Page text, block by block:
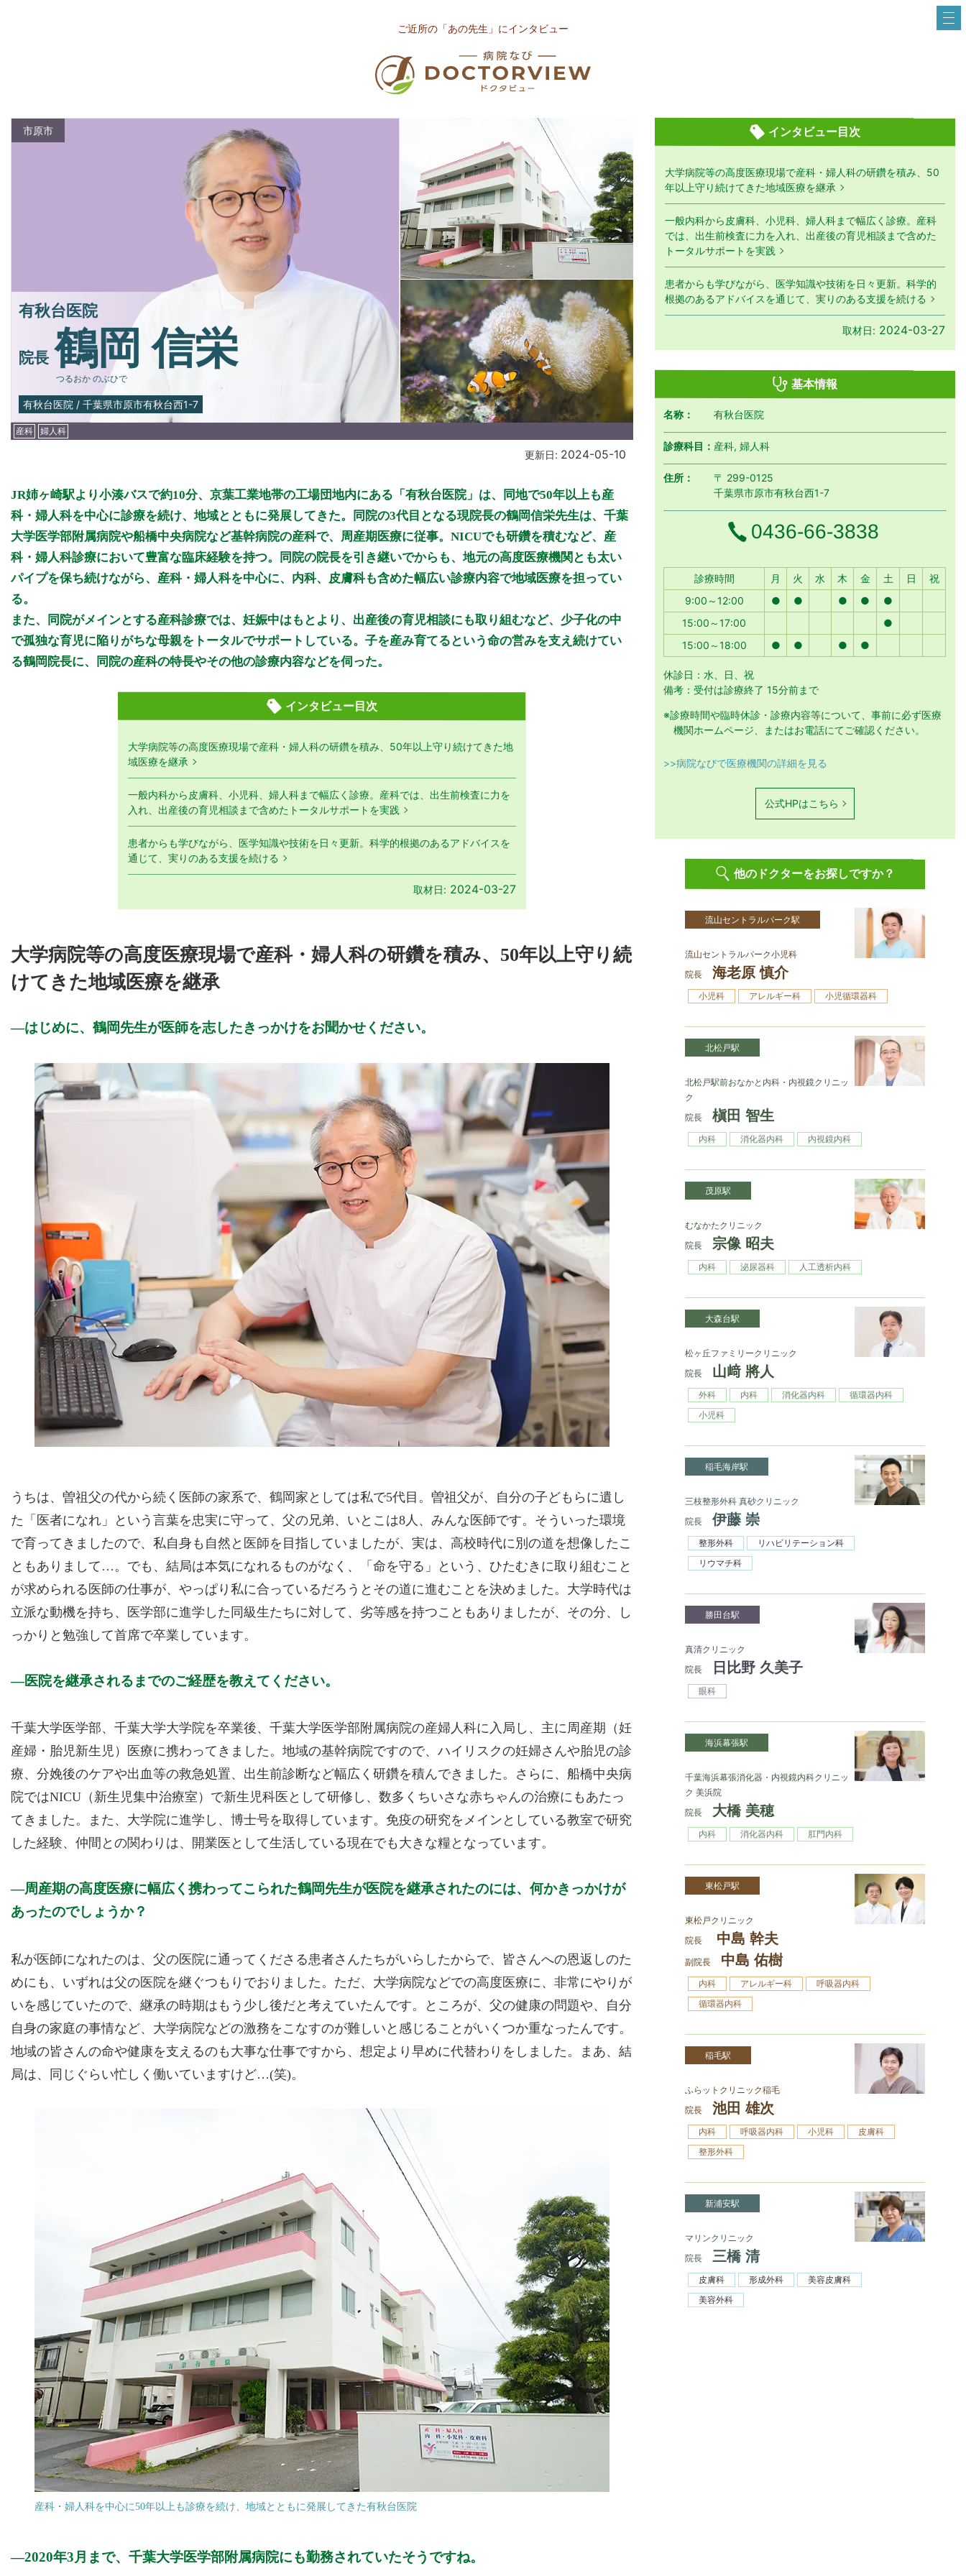
ご近所の「あの先生」にインタビュー
市原市
有秋台医院
院長 鶴岡 信栄
つるおか のぶひで
有秋台医院 / 千葉県市原市有秋台西1-7
産科 婦人科
更新日: 2024-05-10
JR姉ヶ崎駅より小湊バスで約10分、京葉工業地帯の工場団地内にある「有秋台医院」は、同地で50年以上も産
科・婦人科を中心に診療を続け、地域とともに発展してきた。同院の3代目となる現院長の鶴岡信栄先生は、千葉
大学医学部附属病院や船橋中央病院など基幹病院の産科で、周産期医療に従事。NICUでも研鑽を積むなど、産
科・婦人科診療において豊富な臨床経験を持つ。同院の院長を引き継いでからも、地元の高度医療機関とも太い
パイプを保ち続けながら、産科・婦人科を中心に、内科、皮膚科も含めた幅広い診療内容で地域医療を担ってい
る。
また、同院がメインとする産科診療では、妊娠中はもとより、出産後の育児相談にも取り組むなど、少子化の中
で孤独な育児に陥りがちな母親をトータルでサポートしている。子を産み育てるという命の営みを支え続けてい
る鶴岡院長に、同院の産科の特長やその他の診療内容などを伺った。
インタビュー目次
大学病院等の高度医療現場で産科・婦人科の研鑽を積み、50年以上守り続けてきた地
域医療を継承
一般内科から皮膚科、小児科、婦人科まで幅広く診療。産科では、出生前検査に力を
入れ、出産後の育児相談まで含めたトータルサポートを実践
患者からも学びながら、医学知識や技術を日々更新。科学的根拠のあるアドバイスを
通じて、実りのある支援を続ける
取材日: 2024-03-27
大学病院等の高度医療現場で産科・婦人科の研鑽を積み、50年以上守り続
けてきた地域医療を継承
はじめに、鶴岡先生が医師を志したきっかけをお聞かせください。
うちは、曽祖父の代から続く医師の家系で、鶴岡家としては私で5代目。曽祖父が、自分の子どもらに遺し
た「医者になれ」という言葉を忠実に守って、父の兄弟、いとこは8人、みんな医師です。そういった環境
で育ってきましたので、私自身も自然と医師を目指していましたが、実は、高校時代に別の道を想像したこ
ともありまして…。でも、結局は本気になれるものがなく、「命を守る」という、ひたむきに取り組むこと
が求められる医師の仕事が、やっぱり私に合っているだろうとその道に進むことを決めました。大学時代は
立派な動機を持ち、医学部に進学した同級生たちに対して、劣等感を持つこともありましたが、その分、し
っかりと勉強して首席で卒業しています。
医院を継承されるまでのご経歴を教えてください。
千葉大学医学部、千葉大学大学院を卒業後、千葉大学医学部附属病院の産婦人科に入局し、主に周産期（妊
産婦・胎児新生児）医療に携わってきました。地域の基幹病院ですので、ハイリスクの妊婦さんや胎児の診
療、分娩後のケアや出血等の救急処置、出生前診断など幅広く研鑽を積んできました。さらに、船橋中央病
院ではNICU（新生児集中治療室）で新生児科医として研修し、数多くちいさな赤ちゃんの治療にもあたっ
てきました。また、大学院に進学し、博士号を取得しています。免疫の研究をメインとしている教室で研究
した経験、仲間との関わりは、開業医として生活している現在でも大きな糧となっています。
周産期の高度医療に幅広く携わってこられた鶴岡先生が医院を継承されたのには、何かきっかけが
あったのでしょうか？
私が医師になれたのは、父の医院に通ってくださる患者さんたちがいらしたからで、皆さんへの恩返しのた
めにも、いずれは父の医院を継ぐつもりでおりました。ただ、大学病院などでの高度医療に、非常にやりが
いを感じていたので、継承の時期はもう少し後だと考えていたんです。ところが、父の健康の問題や、自分
自身の家庭の事情など、大学病院などの激務をこなすのが難しいと感じることがいくつか重なったんです。
地域の皆さんの命や健康を支えるのも大事な仕事ですから、想定より早めに代替わりをしました。まあ、結
局は、同じぐらい忙しく働いていますけど…(笑)。
産科・婦人科を中心に50年以上も診療を続け、地域とともに発展してきた有秋台医院
2020年3月まで、千葉大学医学部附属病院にも勤務されていたそうですね。
インタビュー目次
大学病院等の高度医療現場で産科・婦人科の研鑽を積み、50
年以上守り続けてきた地域医療を継承
一般内科から皮膚科、小児科、婦人科まで幅広く診療。産科
では、出生前検査に力を入れ、出産後の育児相談まで含めた
トータルサポートを実践
患者からも学びながら、医学知識や技術を日々更新。科学的
根拠のあるアドバイスを通じて、実りのある支援を続ける
取材日: 2024-03-27
基本情報
名称： 有秋台医院
診療科目： 産科, 婦人科
住所：
〒 299-0125
千葉県市原市有秋台西1-7
電話番号
0436-66-3838
診療時間 月 月曜日
火 火曜日
水 水曜日
木 木曜日
金金曜日
土土曜日
日 日曜日
祝
9:00～12:00
● ● ● ●
●
15:00～17:00
●
15:00～18:00
● ● ● ●
休診日：水、日、祝
備考：受付は診療終了 15分前まで
※診療時間や臨時休診・診療内容等について、事前に必ず医療
機関ホームページ、またはお電話にてご確認ください。
>>病院なびで医療機関の詳細を見る
公式HPはこちら
他のドクターをお探しですか？
流山セントラルパーク駅
流山セントラルパーク小児科
院長
海老原 慎介
小児科 アレルギー科 小児循環器科
北松戸駅
北松戸駅前おなかと内科・内視鏡クリニッ
ク
院長
槇田 智生
内科 消化器内科 内視鏡内科
茂原駅
むなかたクリニック
院長
宗像 昭夫
内科 泌尿器科 人工透析内科
大森台駅
松ヶ丘ファミリークリニック
院長
山﨑 將人
外科 内科 消化器内科
循環器内科
小児科
稲毛海岸駅
三枝整形外科 真砂クリニック
院長
伊藤 崇
整形外科
リハビリテーション科
リウマチ科
勝田台駅
真清クリニック
院長
日比野 久美子
眼科
海浜幕張駅
千葉海浜幕張消化器・内視鏡内科クリニッ
ク 美浜院
院長
大橋 美穂
内科 消化器内科 肛門内科
東松戸駅
東松戸クリニック
院長
中島 幹夫
副院長 中島 佑樹
内科 アレルギー科
呼吸器内科
循環器内科
稲毛駅
ふらットクリニック稲毛
院長
池田 雄次
内科 呼吸器内科 小児科
皮膚科
整形外科
新浦安駅
マリンクリニック
院長
三橋 清
皮膚科 形成外科
美容皮膚科
美容外科